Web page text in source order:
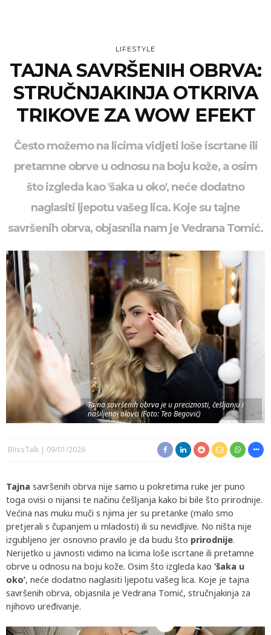
LIFESTYLE
TAJNA SAVRŠENIH OBRVA:
STRUČNJAKINJA OTKRIVA
TRIKOVE ZA WOW EFEKT
Često možemo na licima vidjeti loše iscrtane ili
pretamne obrve u odnosu na boju kože, a osim
što izgleda kao 'šaka u oko', neće dodatno
naglasiti ljepotu vašeg lica. Koje su tajne
savršenih obrva, objasnila nam je Vedrana Tomić.
Tajna savršenih obrva je u preciznosti, češljanju i
našiljenoj olovci (Foto: Teo Begović)
BlissTalk 09/01/2026
Tajna savršenih obrva nije samo u pokretima ruke jer puno
toga ovisi o nijansi te načinu češljanja kako bi bile što prirodnije.
Većina nas muku muči s njima jer su pretanke (malo smo
pretjerali s čupanjem u mladosti) ili su nevidljive. No ništa nije
izgubljeno jer osnovno pravilo je da budu što prirodnije.
Nerijetko u javnosti vidimo na licima loše iscrtane ili pretamne
obrve u odnosu na boju kože. Osim što izgleda kao ‘šaka u
oko’, neće dodatno naglasiti ljepotu vašeg lica. Koje je tajna
savršenih obrva, objasnila je Vedrana Tomić, stručnjakinja za
njihovo uređivanje.